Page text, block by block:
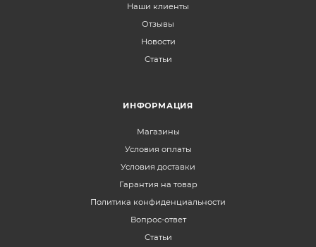
Наши клиенты
Отзывы
Новости
Статьи
ИНФОРМАЦИЯ
Магазины
Условия оплаты
Условия доставки
Гарантия на товар
Политика конфиденциальности
Вопрос-ответ
Статьи